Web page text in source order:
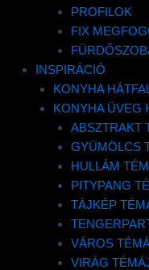
PROFILOK
FIX
INSPIRÁCIÓ
KONYHA
KONYHA ÜVEG
ABSZTRAKT
GYÜMÖLCS
HULLÁM
PITYPANG
TÁJKÉP
VÁROS
VIRÁG
• Hőállósága
• Edzett üveg lévén
• Víz és
•
• Rengeteg minta
• Akár
18 720